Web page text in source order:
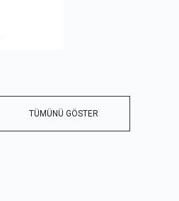
TÜMÜNÜ GÖSTER